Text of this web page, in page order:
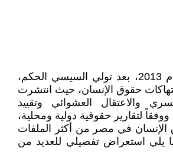
شهدت مصر منذ عام 2013، بعد تولي السيسي الحكم،
حقوق الإنسان، حيث انتشرت
والاعتقال العشوائي وتقييد
لتقارير حقوقية دولية ومحلية،
في مصر من أكثر الملفات
يلي استعراض تفصيلي للعديد من